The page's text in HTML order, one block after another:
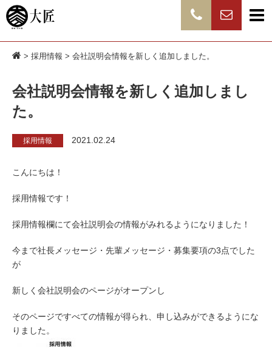
> 採用情報 > 会社説明会情報を新しく追加しました。
会社説明会情報を新しく追加しまし
た。
採用情報 2021.02.24
こんにちは！
採用情報です！
採用情報欄にて会社説明会の情報がみれるようになりました！
今まで社長メッセージ・先輩メッセージ・募集要項の3点でした
が
新しく会社説明会のページがオープンし
そのページですべての情報が得られ、申し込みができるようにな
りました。